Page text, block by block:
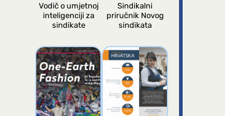
Vodič o umjetnoj
inteligenciji za
sindikate
Sindikalni
priručnik Novog
sindikata